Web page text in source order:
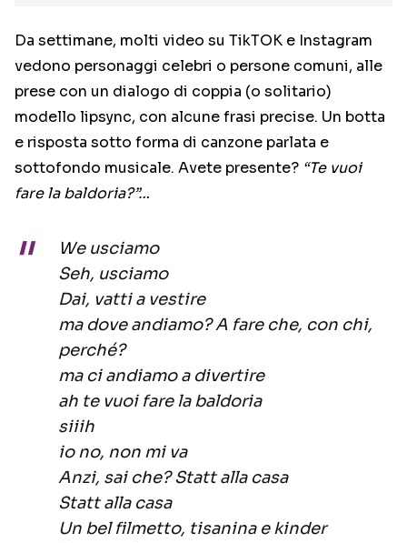
Da settimane, molti video su TikTOK e Instagram
vedono personaggi celebri o persone comuni, alle
prese con un dialogo di coppia (o solitario)
modello lipsync, con alcune frasi precise. Un botta
e risposta sotto forma di canzone parlata e
sottofondo musicale. Avete presente? “Te vuoi
fare la baldoria?”…
We usciamo
Seh, usciamo
Dai, vatti a vestire
ma dove andiamo? A fare che, con chi,
perché?
ma ci andiamo a divertire
ah te vuoi fare la baldoria
siiih
io no, non mi va
Anzi, sai che? Statt alla casa
Statt alla casa
Un bel filmetto, tisanina e kinder